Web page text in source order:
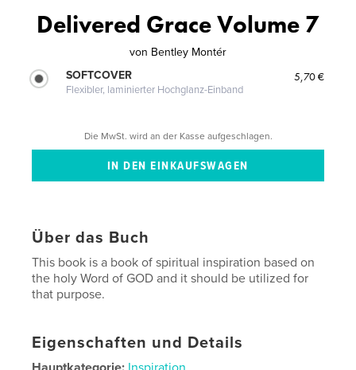
Delivered Grace Volume 7
von Bentley Montér
SOFTCOVER
Flexibler, laminierter Hochglanz-Einband
5,70 €
Die MwSt. wird an der Kasse aufgeschlagen.
Über das Buch
This book is a book of spiritual inspiration based on
the holy Word of GOD and it should be utilized for
that purpose.
Eigenschaften und Details